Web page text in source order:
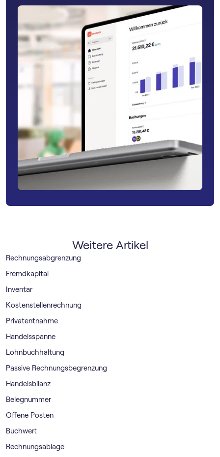
Weitere Artikel
Rechnungsabgrenzung
Fremdkapital
Inventar
Kostenstellenrechnung
Privatentnahme
Handelsspanne
Lohnbuchhaltung
Passive Rechnungsbegrenzung
Handelsbilanz
Belegnummer
Offene Posten
Buchwert
Rechnungsablage